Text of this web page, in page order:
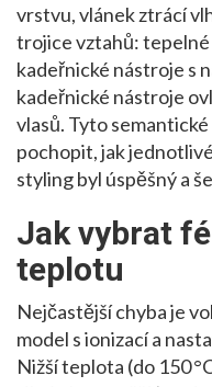
vrstvu, vlánek ztrácí
trojice vztahů:tepelné
kadeřnické nástroje s
kadeřnické nástroje
vlasů. Tyto
pochopit, jak
styling byl úspěšný a
Jak vybrat
teplotu
Nejčastější chyba je
model s ionizací a
Nižší teplota (do 150